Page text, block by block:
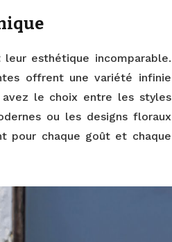
leur esthétique incomparable.
offrent une variété infinie
avez le choix entre les styles
ou les designs floraux
pour chaque goût et chaque